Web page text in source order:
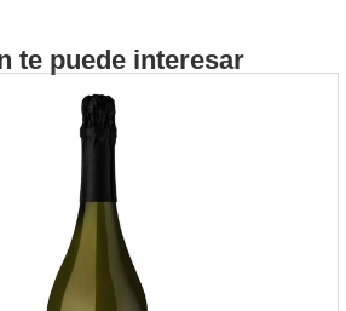
te puede interesar